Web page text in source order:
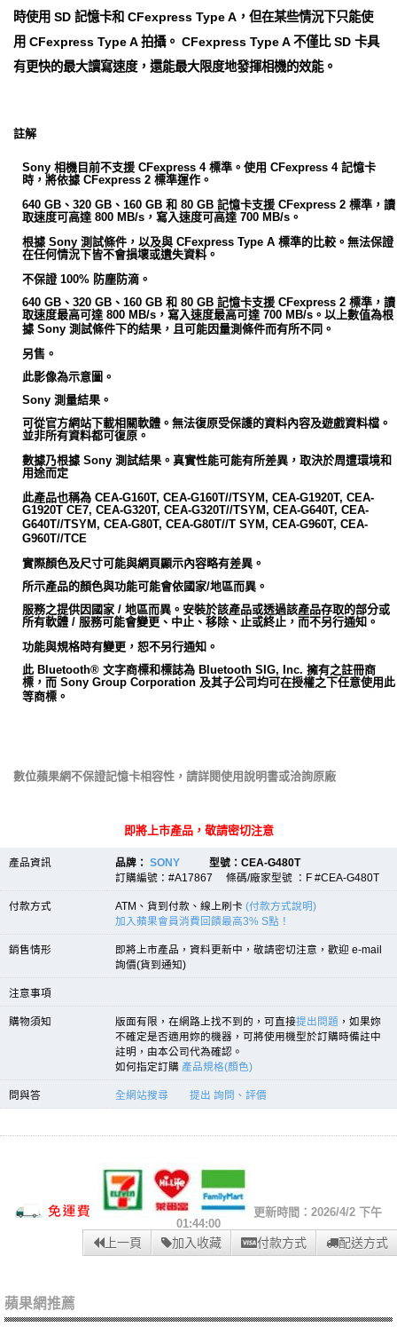
時使用 SD 記憶卡和 CFexpress Type A，但在某些情況下只能使
用 CFexpress Type A 拍攝。 CFexpress Type A 不僅比 SD 卡具
有更快的最大讀寫速度，還能最大限度地發揮相機的效能。
註解
Sony 相機目前不支援 CFexpress 4 標準。使用 CFexpress 4 記憶卡
時，將依據 CFexpress 2 標準運作。
640 GB、320 GB、160 GB 和 80 GB 記憶卡支援 CFexpress 2 標準，讀
取速度可高達 800 MB/s，寫入速度可高達 700 MB/s。
根據 Sony 測試條件，以及與 CFexpress Type A 標準的比較。無法保證
在任何情況下皆不會損壞或遺失資料。
不保證 100% 防塵防滴。
640 GB、320 GB、160 GB 和 80 GB 記憶卡支援 CFexpress 2 標準，讀
取速度最高可達 800 MB/s，寫入速度最高可達 700 MB/s。以上數值為根
據 Sony 測試條件下的結果，且可能因量測條件而有所不同。
另售。
此影像為示意圖。
Sony 測量結果。
可從官方網站下載相關軟體。無法復原受保護的資料內容及遊戲資料檔。
並非所有資料都可復原。
數據乃根據 Sony 測試結果。真實性能可能有所差異，取決於周遭環境和
用途而定
此產品也稱為 CEA-G160T, CEA-G160T//TSYM, CEA-G1920T, CEA-
G1920T CE7, CEA-G320T, CEA-G320T//TSYM, CEA-G640T, CEA-
G640T//TSYM, CEA-G80T, CEA-G80T//T SYM, CEA-G960T, CEA-
G960T//TCE
實際顏色及尺寸可能與網頁顯示內容略有差異。
所示產品的顏色與功能可能會依國家/地區而異。
服務之提供因國家 / 地區而異。安裝於該產品或透過該產品存取的部分或
所有軟體 / 服務可能會變更、中止、移除、止或終止，而不另行通知。
功能與規格時有變更，恕不另行通知。
此 Bluetooth® 文字商標和標誌為 Bluetooth SIG, Inc. 擁有之註冊商
標，而 Sony Group Corporation 及其子公司均可在授權之下任意使用此
等商標。
數位蘋果網不保證記憶卡相容性，請詳閱使用說明書或洽詢原廠
即將上市產品，敬請密切注意
產品資訊 品牌： SONY 型號：CEA-G480T
訂購編號：#A17867 條碼/廠家型號 ：F #CEA-G480T
付款方式 ATM、貨到付款、線上刷卡 (付款方式說明)
加入蘋果會員消費回饋最高3% S點！
銷售情形
即將上市產品，資料更新中，敬請密切注意，歡迎 e-mail
詢價(貨到通知)
注意事項
購物須知 版面有限，在網路上找不到的，可直接提出問題 ，如果妳
不確定是否適用妳的機器，可將使用機型於訂購時備註中
註明，由本公司代為確認。
如何指定訂購 產品規格(顏色)
問與答 全網站搜尋 提出 詢問、評價
更新時間：2026/4/2 下午
01:44:00
上一頁 加入收藏 付款方式 配送方式
蘋果網推薦